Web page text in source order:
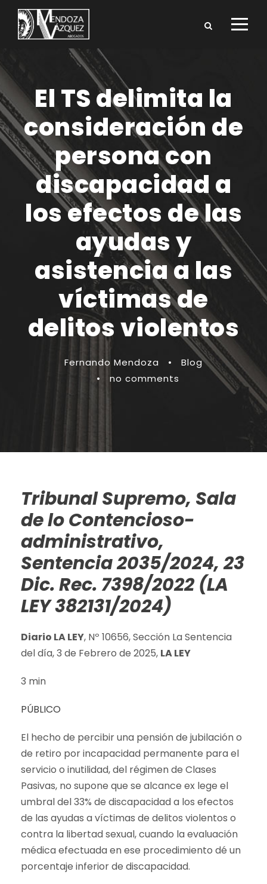
El TS delimita la
consideración de
persona con
discapacidad a
los efectos de las
ayudas y
asistencia a las
víctimas de
delitos violentos
Fernando Mendoza •
Blog
•
no comments
Tribunal Supremo, Sala
de lo Contencioso-
administrativo,
Sentencia 2035/2024, 23
Dic. Rec. 7398/2022 (LA
LEY 382131/2024)
Diario LA LEY, Nº 10656, Sección La Sentencia
del día, 3 de Febrero de 2025, LA LEY
3 min
PÚBLICO
El hecho de percibir una pensión de jubilación o
de retiro por incapacidad permanente para el
servicio o inutilidad, del régimen de Clases
Pasivas, no supone que se alcance ex lege el
umbral del 33% de discapacidad a los efectos
de las ayudas a víctimas de delitos violentos o
contra la libertad sexual, cuando la evaluación
médica efectuada en ese procedimiento dé un
porcentaje inferior de discapacidad.